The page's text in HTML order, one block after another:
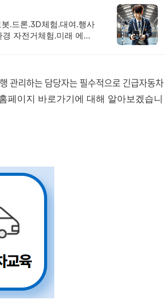
.드론.3D체험.대여.행사
자전거체험.미래 에너
관리하는 담당자는 필수적으로 긴급자동차
페이지 바로가기에 대해 알아보겠습니